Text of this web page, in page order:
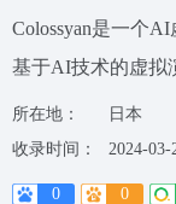
Colossyan是一个
基于AI技术的虚拟
所在地：
日本
收录时间：
2024-03-
0 0